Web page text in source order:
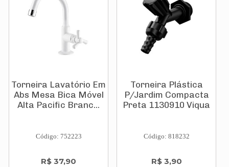
Torneira Lavatório Em
Abs Mesa Bica Móvel
Alta Pacific Branc...
Código: 752223
R$ 37,90
Torneira Plástica
P/Jardim Compacta
Preta 1130910 Viqua
Código: 818232
R$ 3,90